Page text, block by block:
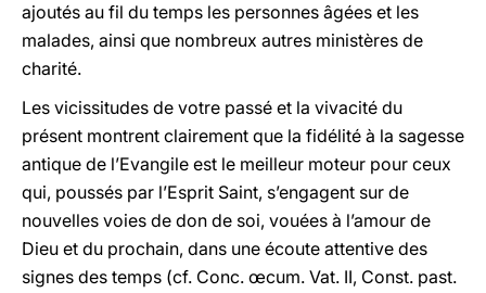
ajoutés au fil du temps les personnes âgées et les
malades, ainsi que nombreux autres ministères de
charité.
Les vicissitudes de votre passé et la vivacité du
présent montrent clairement que la fidélité à la sagesse
antique de l’Evangile est le meilleur moteur pour ceux
qui, poussés par l’Esprit Saint, s’engagent sur de
nouvelles voies de don de soi, vouées à l’amour de
Dieu et du prochain, dans une écoute attentive des
signes des temps (cf. Conc. œcum. Vat. II, Const. past.